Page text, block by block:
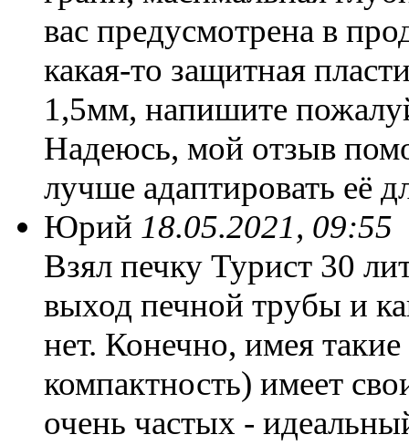
вас предусмотрена в
какая-то защитная
1,5мм, напишите
Надеюсь, мой отзыв
лучше адаптировать её
Юрий 18.05.2021, 09:55
Взял печку Турист 30
выход печной трубы и
нет. Конечно, имея
компактность) имеет
очень частых -